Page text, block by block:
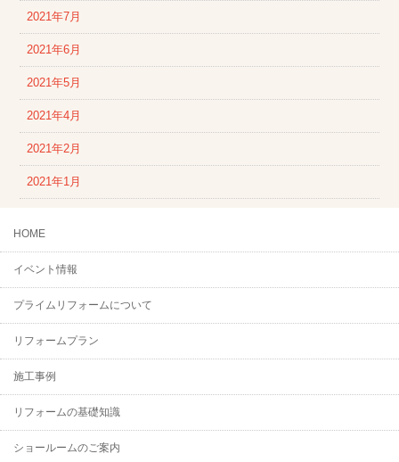
2021年7月
2021年6月
2021年5月
2021年4月
2021年2月
2021年1月
HOME
イベント情報
プライムリフォームについて
リフォームプラン
施工事例
リフォームの基礎知識
ショールームのご案内